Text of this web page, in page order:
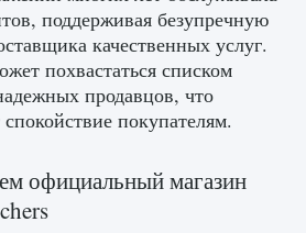
джунглей Нари в
поддерживая безупречную
качественных услуг.
похвастаться списком
продавцов, что
покупателям.
официальный магазин